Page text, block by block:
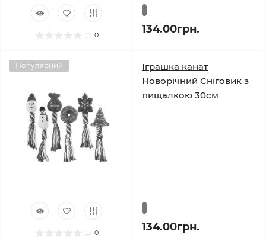
0 134.00грн.
Популярний
0
Іграшка канат
Новорічний Сніговик з
пищалкою 30см
134.00грн.